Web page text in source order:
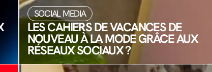
SOCIAL MEDIA
LES CAHIERS DE VACANCES DE
NOUVEAU À LA MODE GRÂCE AUX
RÉSEAUX SOCIAUX ?